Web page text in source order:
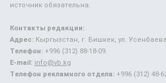
источник обязательна.
Контакты редакции:
Адрес: Кыргызстан, г. Бишкек, ул.
Телефон: +996 (312) 88-18-09.
E-mail: info@vb.kg
Телефон рекламного отдела: +996 (312) 48-